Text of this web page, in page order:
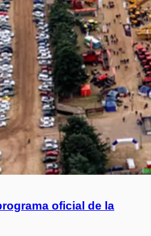
oficial de la